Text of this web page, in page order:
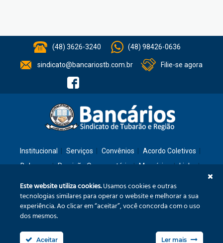
(48) 3626-3240 (48) 98426-0636
sindicato@bancariostb.com.br Filie-se agora
Institucional Serviços Convênios
Acordo Coletivos
Balanços
Previsão Orçamentária Memórias
Links
Rua: São José, 36 – Ed. Cláudia – Térreo – Tubarão/SC – CEP: 88701-260
Este website utiliza cookies.Usamos cookies e outras
tecnologias similares para operar o website e melhorar a sua
experiência. Ao clicar em “aceitar”, você concorda com o uso
dos mesmos.
Aceitar Ler mais